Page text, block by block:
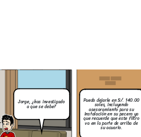
es de 150 litros y
son 120 cm de
ancho y 45 cm
una solución
el problema del
y evitar que mis
o mueran.
Jorge, ¿has investigado
a que se debe?
Puedo dejarle en S/. 140.00
soles, incluyendo
asesoramiento para su
instalación en su pecera ya
que recuerde que este filtro
va en la parte de arriba de
su acuario.